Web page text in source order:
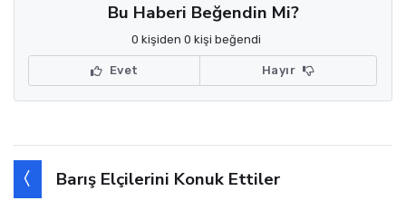
Bu Haberi Beğendin Mi?
0 kişiden 0 kişi beğendi
Evet Hayır
Barış Elçilerini Konuk Ettiler